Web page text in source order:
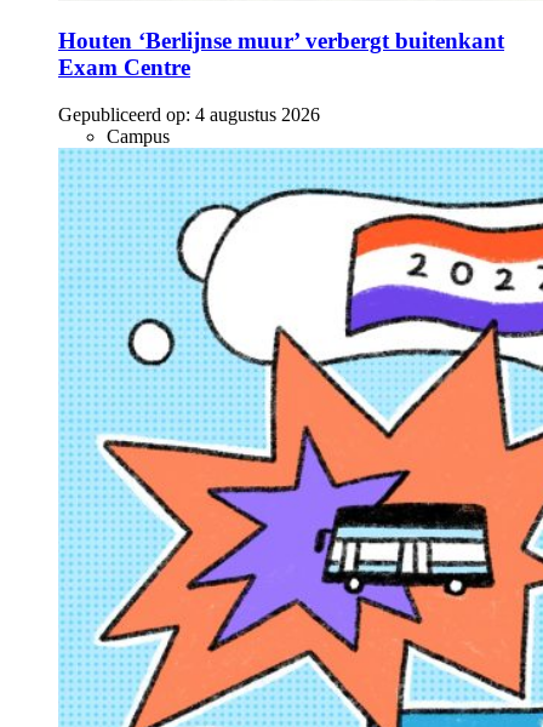
Houten ‘Berlijnse muur’ verbergt buitenkant
Exam Centre
Gepubliceerd op: 4 augustus 2026
Campus